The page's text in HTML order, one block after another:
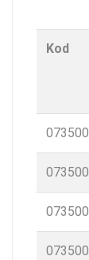
Kod
073500
073500
073500
073500